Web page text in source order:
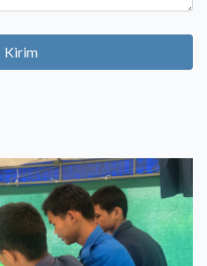
Kirim